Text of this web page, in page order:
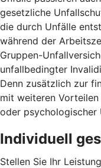
gesetzliche
die durch Unfälle
während der
Gruppen-
unfallbedingter
Denn zusätzlich zur
mit weiteren Vorteilen
oder psychologischer
Individuell
Stellen Sie Ihr